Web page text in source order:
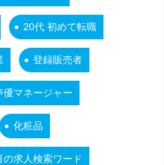
20代 初めて転職
登録販売者
優マネージャー
化粧品
の求人検索ワード